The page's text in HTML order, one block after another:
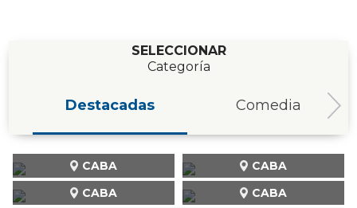
SELECCIONAR
Categoría
Destacadas Comedia
CABA
CABA
CABA
CABA